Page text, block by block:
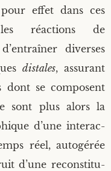
effet dans ces
réac­tions de
diverses
dis­tales, assu­rant
dont se com­posent
sont plus alors la
d’une inter­ac­
réel, auto­gé­rée
d’une recons­ti­tu­